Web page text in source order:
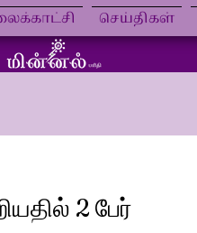
செய்திகள்
2 பேர்